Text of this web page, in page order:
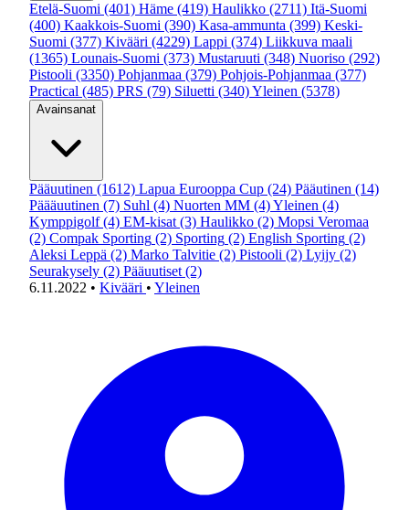
Etelä-Suomi (401) Häme (419) Haulikko (2711) Itä-Suomi
(400) Kaakkois-Suomi (390) Kasa-ammunta (399) Keski-
Suomi (377) Kivääri (4229) Lappi (374) Liikkuva maali
(1365) Lounais-Suomi (373) Mustaruuti (348) Nuoriso (292)
Pistooli (3350) Pohjanmaa (379) Pohjois-Pohjanmaa (377)
Practical (485) PRS (79) Siluetti (340)Yleinen (5378)
Avainsanat
Pääuutinen (1612) Lapua Eurooppa Cup (24) Pääutinen (14)
Päääuutinen (7) Suhl (4) Nuorten MM (4)Yleinen (4)
Kymppigolf (4) EM-kisat (3) Haulikko (2) Mopsi Veromaa
(2) Compak Sporting (2) Sporting (2) English Sporting (2)
Aleksi Leppä (2) Marko Talvitie (2) Pistooli (2) Lyijy (2)
Seurakysely (2) Pääuutiset (2)
6.11.2022 • Kivääri • Yleinen